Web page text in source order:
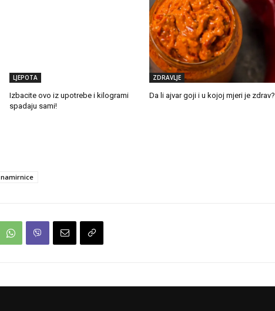
LJEPOTA
Izbacite ovo iz upotrebe i kilogrami
spadaju sami!
ZDRAVLJE
Da li ajvar goji i u kojoj mjeri je zdrav?
namirnice